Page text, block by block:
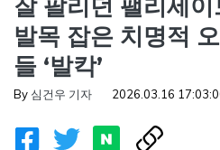
발목 잡은 치명적 오류에 13만
잘 팔리던 팰리세
발목 잡은 치명적
들 ‘발칵’
By 심건우 기자 2026.03.16